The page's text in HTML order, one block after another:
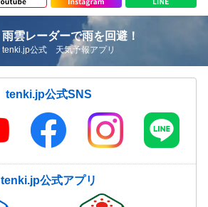
雨雲レーダーで雨を回避！
tenki.jp公式 天気予報アプリ
tenki.jp公式SNS
tenki.jp公式アプリ